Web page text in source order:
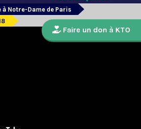
à Notre-Dame de Paris
Faire un don à KTO